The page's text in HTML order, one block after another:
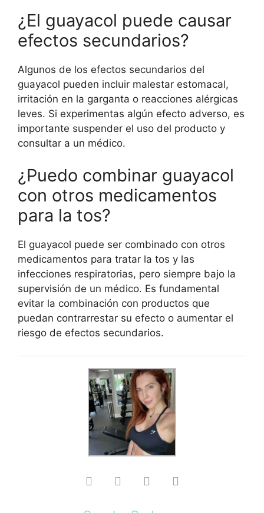
¿El guayacol puede causar
efectos secundarios?
Algunos de los efectos secundarios del
guayacol pueden incluir malestar estomacal,
irritación en la garganta o reacciones alérgicas
leves. Si experimentas algún efecto adverso, es
importante suspender el uso del producto y
consultar a un médico.
¿Puedo combinar guayacol
con otros medicamentos
para la tos?
El guayacol puede ser combinado con otros
medicamentos para tratar la tos y las
infecciones respiratorias, pero siempre bajo la
supervisión de un médico. Es fundamental
evitar la combinación con productos que
puedan contrarrestar su efecto o aumentar el
riesgo de efectos secundarios.